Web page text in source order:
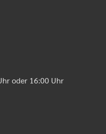
oder 16:00 Uhr